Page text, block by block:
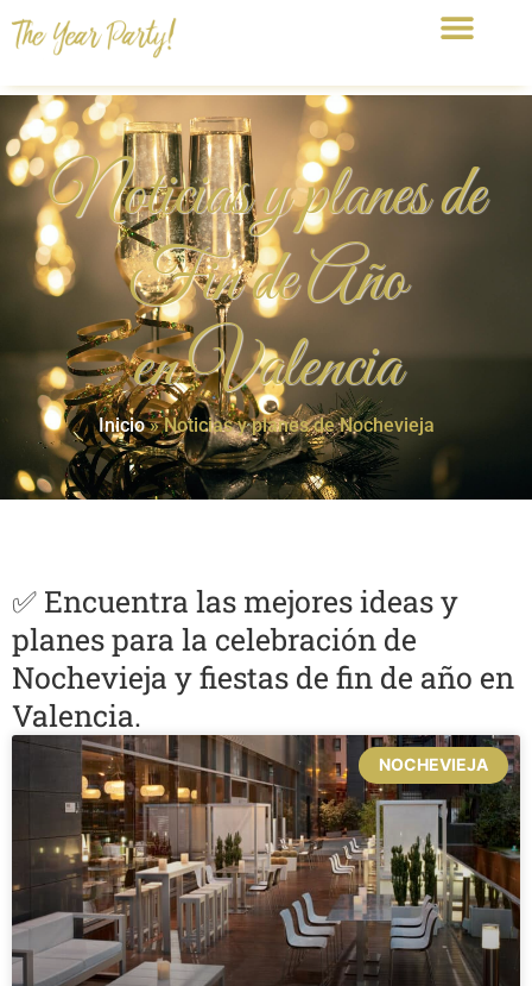
Noticias y planes de
Fin de Año
en Valencia
Inicio»Noticias y planes de Nochevieja
✅ Encuentra las mejores ideas y
planes para la celebración de
Nochevieja y fiestas de fin de año en
Valencia.
NOCHEVIEJA